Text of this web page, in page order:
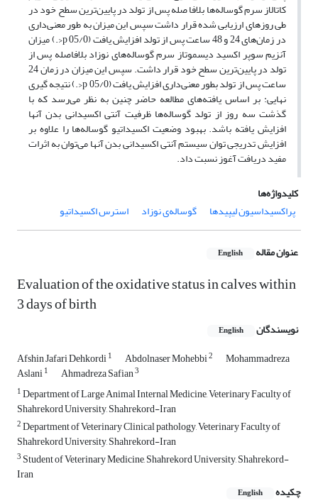
کاتالاز سرم گوساله‌ها بلافا صله پس از تولد در پایین‌ترین سطح خود در
طی روزهای ارزیابی شده قرار داشت سپس این میزان به طور معنی‌داری
در زمان‌های 24 و 48 ساعت پس از تولد افزایش یافت (05/0‌ p<‌.) میزان
آنزیم سوپر اکسید دیسموتاز سرم گوساله‌های نوزاد بلافاصله پس از
تولد در پایین‌ترین سطح خود قرار داشت. سپس این میزان در زمان 24
ساعت پس از تولد بطور معنی‌داری افزایش یافت (05/0‌ p<‌.) ‌نتیجه گیری
نهایی: بر اساس یافته‌های مطالعه حاضر چنین به نظر می‌رسد که با
گذشت سه روز از تولد گوساله‌ها ظرفیت آنتی اکسیدانی بدن آنها
افزایش یافته باشد. بهبود وضعیت اکسیداتیو گوساله‌ها را علاوه بر
افزایش تدریجی توان سیستم آنتی اکسیدانی بدن آنها می‌توان به اثرات
مفید دریافت آغوز نسبت داد.
کلیدواژه‌ها
پراکسیداسیون لیپیدها
گوساله‌ی نوزاد استرس اکسیداتیو
عنوان مقاله English
Evaluation of the oxidative status in calves within
3 days of birth
نویسندگان English
Afshin Jafari Dehkordi1 Abdolnaser Mohebbi2 Mohammadreza
Aslani1 Ahmadreza Safian3
1Department of Large Animal Internal Medicine, Veterinary Faculty of
Shahrekord University, Shahrekord-Iran
2Department of Veterinary Clinical pathology, Veterinary Faculty of
Shahrekord University, Shahrekord-Iran
3 Student of Veterinary Medicine, Shahrekord University, Shahrekord-
Iran
چکیده
English